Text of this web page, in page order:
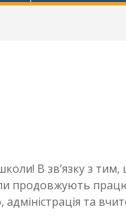
В зв’язку з
продовжують
та